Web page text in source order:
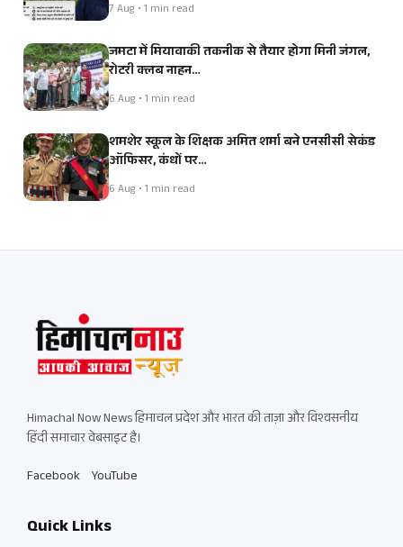
7 Aug • 1 min read
जमटा में मियावाकी तकनीक से तैयार होगा मिनी जंगल,
रोटरी क्लब नाहन…
6 Aug • 1 min read
शमशेर स्कूल के शिक्षक अमित शर्मा बने एनसीसी सेकंड
ऑफिसर, कंधों पर…
6 Aug • 1 min read
Himachal Now News हिमाचल प्रदेश और भारत की ताज़ा और विश्वसनीय
हिंदी समाचार वेबसाइट है।
Facebook YouTube
Quick Links